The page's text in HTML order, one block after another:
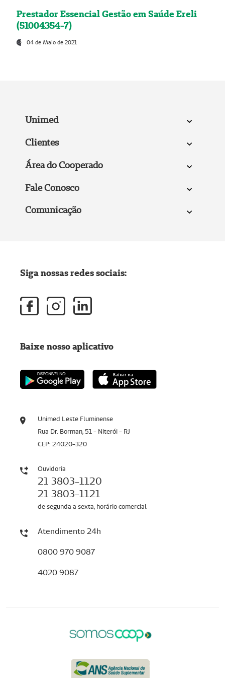
Prestador Essencial Gestão em Saúde Ereli
(51004354-7)
04 de Maio de 2021
Unimed
Clientes
Área do Cooperado
Fale Conosco
Comunicação
Unimed Leste Fluminense
Rua Dr. Borman, 51 - Niterói - RJ
CEP: 24020-320
Ouvidoria
21 3803-1120
21 3803-1121
de segunda a sexta, horário comercial
Atendimento 24h
0800 970 9087
4020 9087
Siga nossas redes sociais:
Baixe nosso aplicativo